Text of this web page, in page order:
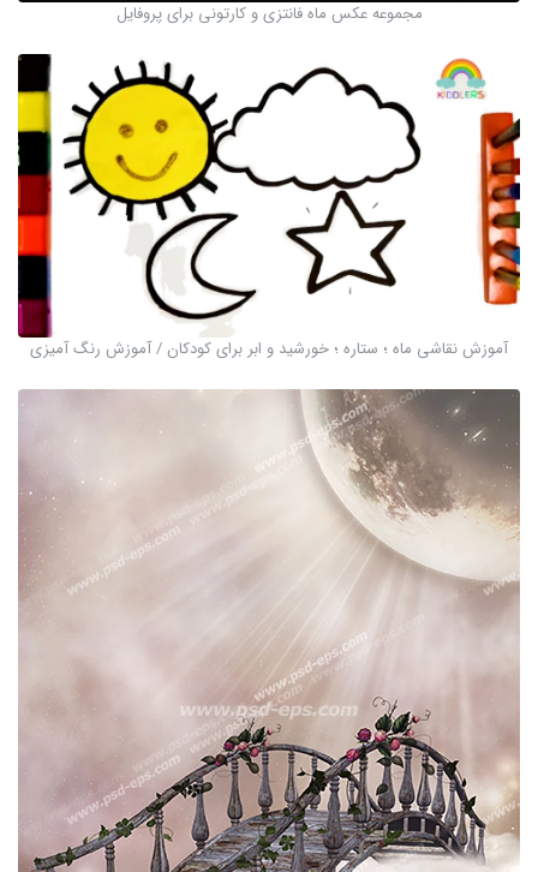
مجموعه عکس ماه فانتزی و کارتونی برای پروفایل
آموزش نقاشی ماه ؛ ستاره ؛ خورشید و ابر برای کودکان / آموزش رنگ آمیزی